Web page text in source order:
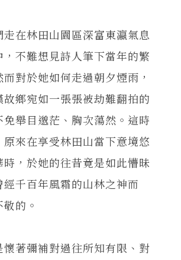
在林田山園區深富東瀛氣息
，不難想見詩人筆下當年的繁
對於她如何走過朝夕煙雨，
鄉宛如一張張被劫難翻拍的
免舉目邈茫、胸次蕩然。這時
來在享受林田山當下意境悠
，於她的往昔竟是如此懵昧
千百年風霜的山林之神而
的。
著彌補對過往所知有限、對